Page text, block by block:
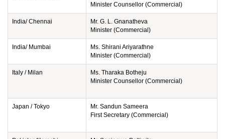
Minister Counsellor (Commercial)
India/ Chennai
Mr. G. L. Gnanatheva
Minister (Commercial)
India/ Mumbai
Ms. Shirani Ariyarathne
Minister (Commercial)
Italy / Milan
Ms. Tharaka Botheju
Minister Counsellor (Commercial)
Japan / Tokyo
Mr. Sandun Sameera
First Secretary (Commercial)